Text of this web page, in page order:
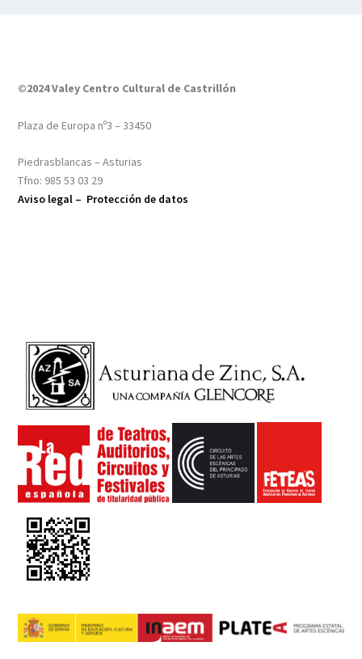
©2024 Valey Centro Cultural de Castrillón
Plaza de Europa nº3 – 33450
Piedrasblancas – Asturias
Tfno: 985 53 03 29
Aviso legal – Protección de datos